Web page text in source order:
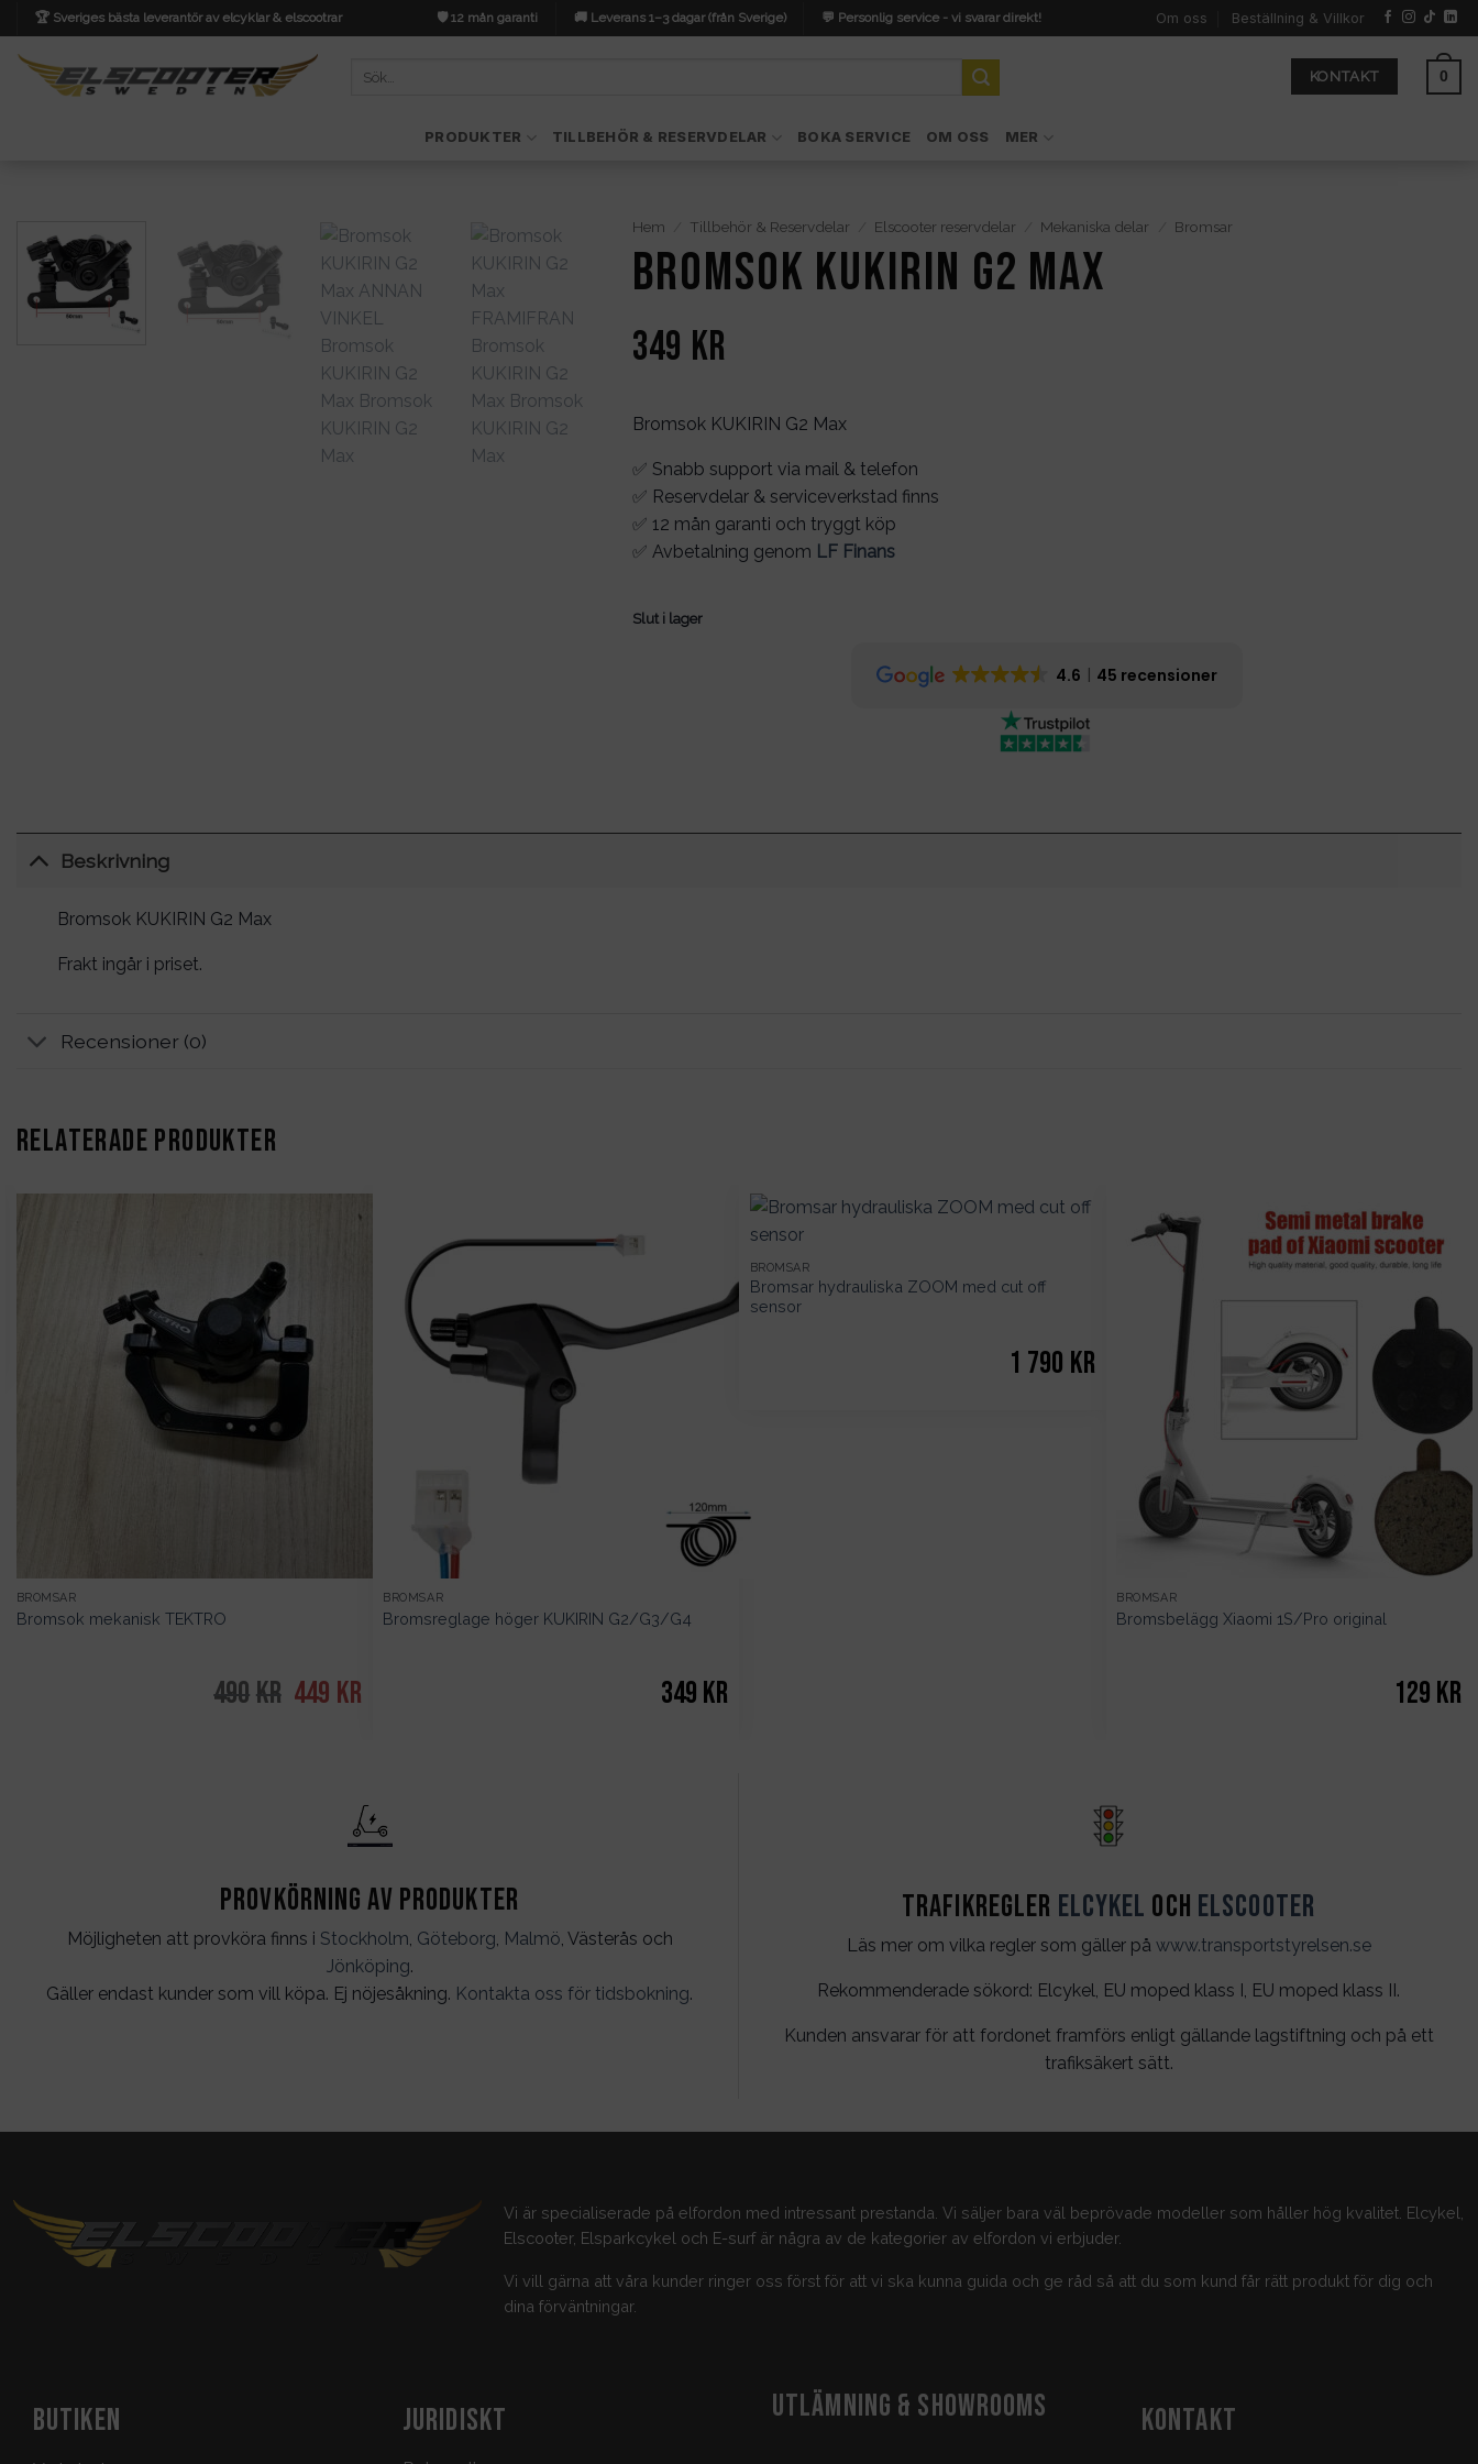
to
content
🏆 Sveriges bästa leverantör av elcyklar & elscootrar 🛡️ 12 mån garanti 🚚 Leverans 1–3 dagar (från Sverige) 💬 Personlig service - vi svarar direkt! Om oss Beställning & Villkor
KONTAKT 0
PRODUKTER TILLBEHÖR & RESERVDELAR BOKA SERVICE OM OSS MER
Hem Tillbehör & Reservdelar Elscooter reservdelar Mekaniska delar Bromsar
Bromsok KUKIRIN G2 Max
349 kr
Bromsok KUKIRIN G2 Max
✅ Snabb support via mail & telefon
✅ Reservdelar & serviceverkstad finns
✅ 12 mån garanti och tryggt köp
✅ Avbetalning genom LF Finans
Slut i lager
4.6 45 recensioner
Beskrivning
Bromsok KUKIRIN G2 Max
Frakt ingår i priset.
Recensioner (0)
RELATERADE PRODUKTER
BROMSAR
Bromsok mekanisk TEKTRO
490kr Det
ursprungliga
449 krDet
nuvarande
BROMSAR
Bromsreglage höger KUKIRIN G2/G3/G4
349 kr
BROMSAR
Bromsar hydrauliska ZOOM med cut off
sensor
1 790 kr
BROMSAR
Bromsbelägg Xiaomi 1S/Pro original
129 kr
Provkörning av produkter
Möjligheten att provköra finns i Stockholm, Göteborg, Malmö, Västerås och
Jönköping.
Gäller endast kunder som vill köpa. Ej nöjesåkning. Kontakta oss för tidsbokning.
Trafikregler Elcykel och Elscooter
Läs mer om vilka regler som gäller på www.transportstyrelsen.se
Rekommenderade sökord: Elcykel, EU moped klass I, EU moped klass II.
Kunden ansvarar för att fordonet framförs enligt gällande lagstiftning och på ett
trafiksäkert sätt.
Vi är specialiserade på elfordon med intressant prestanda. Vi säljer bara väl beprövade modeller som håller hög kvalitet. Elcykel,
Elscooter, Elsparkcykel och E-surf är några av de kategorier av elfordon vi erbjuder.
Vi vill gärna att våra kunder ringer oss först för att vi ska kunna guida och ge råd så att du som kund får rätt produkt för dig och
dina förväntningar.
BUTIKEN JURIDISKT UTLÄMNING & SHOWROOMS KONTAKT